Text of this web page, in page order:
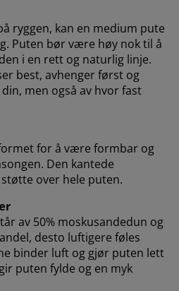
ryggen, kan en medium pute
Puten bør være høy nok til å
i en rett og naturlig linje.
best, avhenger først og
men også av hvor fast
for å være formbar og
Den kantede
over hele puten.
av 50% moskusandedun og
desto luftigere føles
binder luft og gjør puten lett
puten fylde og en myk
(cookies) og
en god opplevelse når
samler
å sikre funksjonalitet,
informasjonskapslene,
med
Google, Meta og TikTok)
Du kan lese
og når som helst
ved å klikke på cookie-
samtykker du til alle
vi
, samt om vår
.